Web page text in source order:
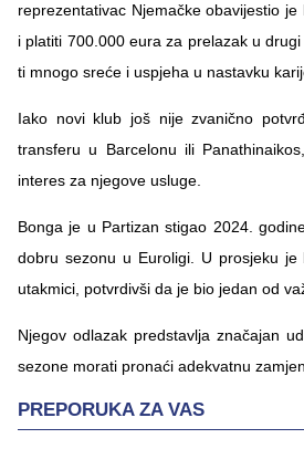
reprezentativac Njemačke obavijestio
i platiti 700.000 eura za prelazak u
ti mnogo sreće i uspjeha u nastavku
Iako novi klub još nije zvanično
transferu u Barcelonu ili
interes za njegove usluge.
Bonga je u Partizan stigao 2024.
dobru sezonu u Euroligi. U prosjeku
utakmici, potvrdivši da je bio jedan od
Njegov odlazak predstavlja značajan
sezone morati pronaći adekvatnu